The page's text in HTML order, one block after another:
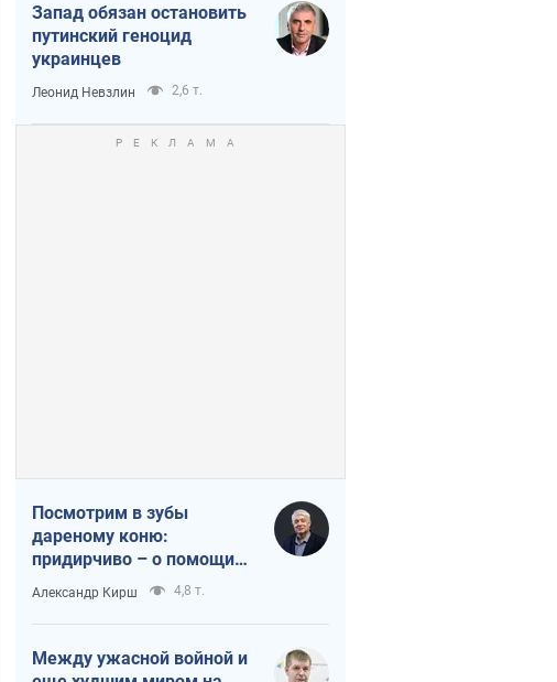
Запад обязан остановить
путинский геноцид
украинцев
Леонид Невзлин 2,6 т.
Посмотрим в зубы
дареному коню:
придирчиво – о помощи
Украине
Александр Кирш 4,8 т.
Между ужасной войной и